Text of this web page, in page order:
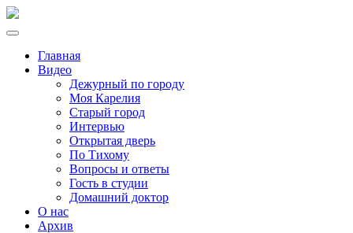
Главная
Видео
Дежурный по городу
Моя Карелия
Старый город
Интервью
Открытая дверь
По Тихому
Вопросы и ответы
Гость в студии
Домашний доктор
О нас
Архив